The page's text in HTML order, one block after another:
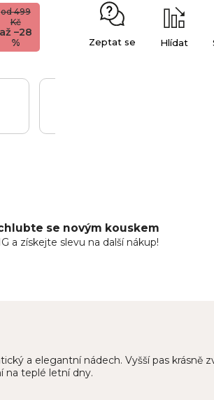
od 499
Kč
až –28
%
Zeptat se Hlídat
se novým kouskem
a získejte slevu na další nákup!
a elegantní nádech. Vyšší pas krásně
na teplé letní dny.